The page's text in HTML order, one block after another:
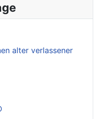
alter verlassener